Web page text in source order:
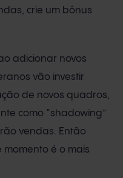
crie um bônus
adicionar novos
vão investir
de novos quadros,
como “shadowing”
vendas. Então
momento é o mais